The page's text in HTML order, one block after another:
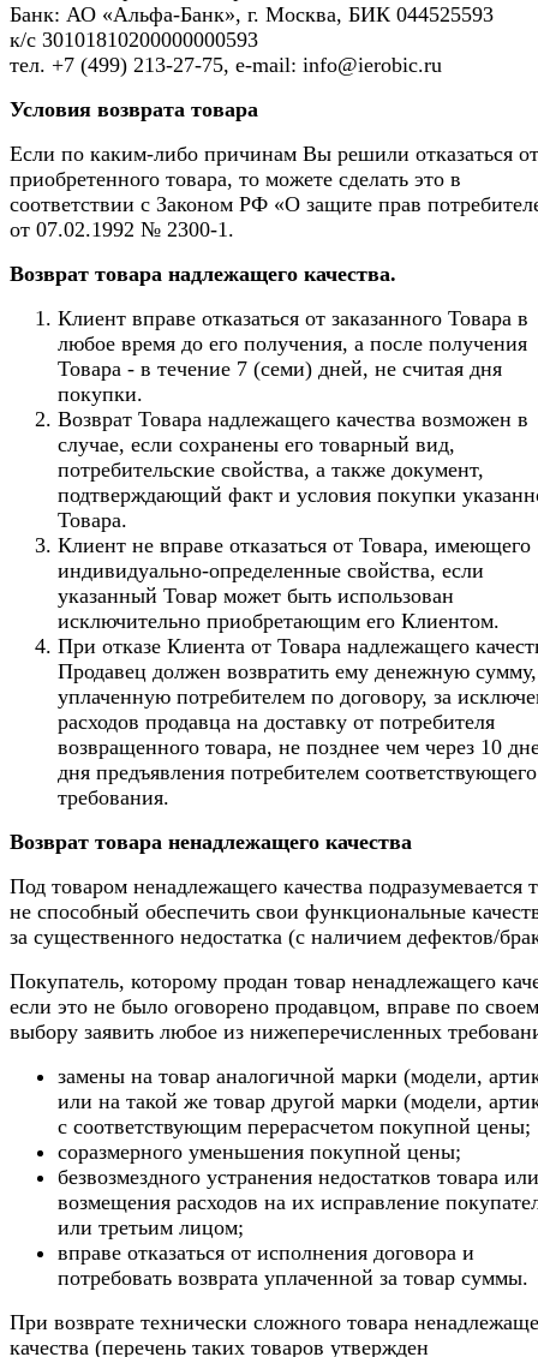
Банк: АО «Альфа-Банк», г. Москва, БИК 044525593
к/с 30101810200000000593
тел. +7 (499) 213-27-75, e-mail: info@ierobic.ru
Условия возврата товара
Если по каким-либо причинам Вы решили отказаться от
приобретенного товара, то можете сделать это в
соответствии с Законом РФ «О защите прав
от 07.02.1992 № 2300-1.
Возврат товара надлежащего качества.
Клиент вправе отказаться от заказанного Товара в
любое время до его получения, а после получения
Товара - в течение 7 (семи) дней, не считая дня
покупки.
Возврат Товара надлежащего качества возможен в
случае, если сохранены его товарный вид,
потребительские свойства, а также документ,
подтверждающий факт и условия покупки
Товара.
Клиент не вправе отказаться от Товара, имеющего
индивидуально-определенные свойства, если
указанный Товар может быть использован
исключительно приобретающим его Клиентом.
При отказе Клиента от Товара надлежащего
Продавец должен возвратить ему денежную сумму,
уплаченную потребителем по договору, за
расходов продавца на доставку от потребителя
возвращенного товара, не позднее чем через 10
дня предъявления потребителем соответствующего
требования.
Возврат товара ненадлежащего качества
Под товаром ненадлежащего качества подразумевается
не способный обеспечить свои функциональные
за существенного недостатка (с наличием дефектов/
Покупатель, которому продан товар ненадлежащего
если это не было оговорено продавцом, вправе по
выбору заявить любое из нижеперечисленных
замены на товар аналогичной марки (модели,
или на такой же товар другой марки (модели,
с соответствующим перерасчетом покупной цены;
соразмерного уменьшения покупной цены;
безвозмездного устранения недостатков товара или
возмещения расходов на их исправление
или третьим лицом;
вправе отказаться от исполнения договора и
потребовать возврата уплаченной за товар суммы.
При возврате технически сложного товара
качества (перечень таких товаров утвержден